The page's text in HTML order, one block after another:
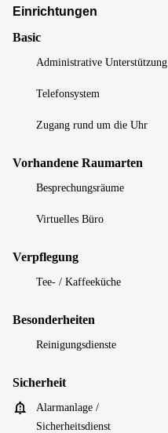
Einrichtungen
Basic
Administrative Unterstützung
Telefonsystem
Zugang rund um die Uhr
Vorhandene Raumarten
Besprechungsräume
Virtuelles Büro
Verpflegung
Tee- / Kaffeeküche
Besonderheiten
Reinigungsdienste
Sicherheit
Alarmanlage /
Sicherheitsdienst